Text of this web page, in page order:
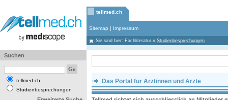
tellmed.ch
Sitemap | Impressum
Sie sind hier: Fachliteratur » Studienbesprechungen
Suchen
tellmed.ch
Studienbesprechungen
Das Portal für Ärztinnen und Ärzte